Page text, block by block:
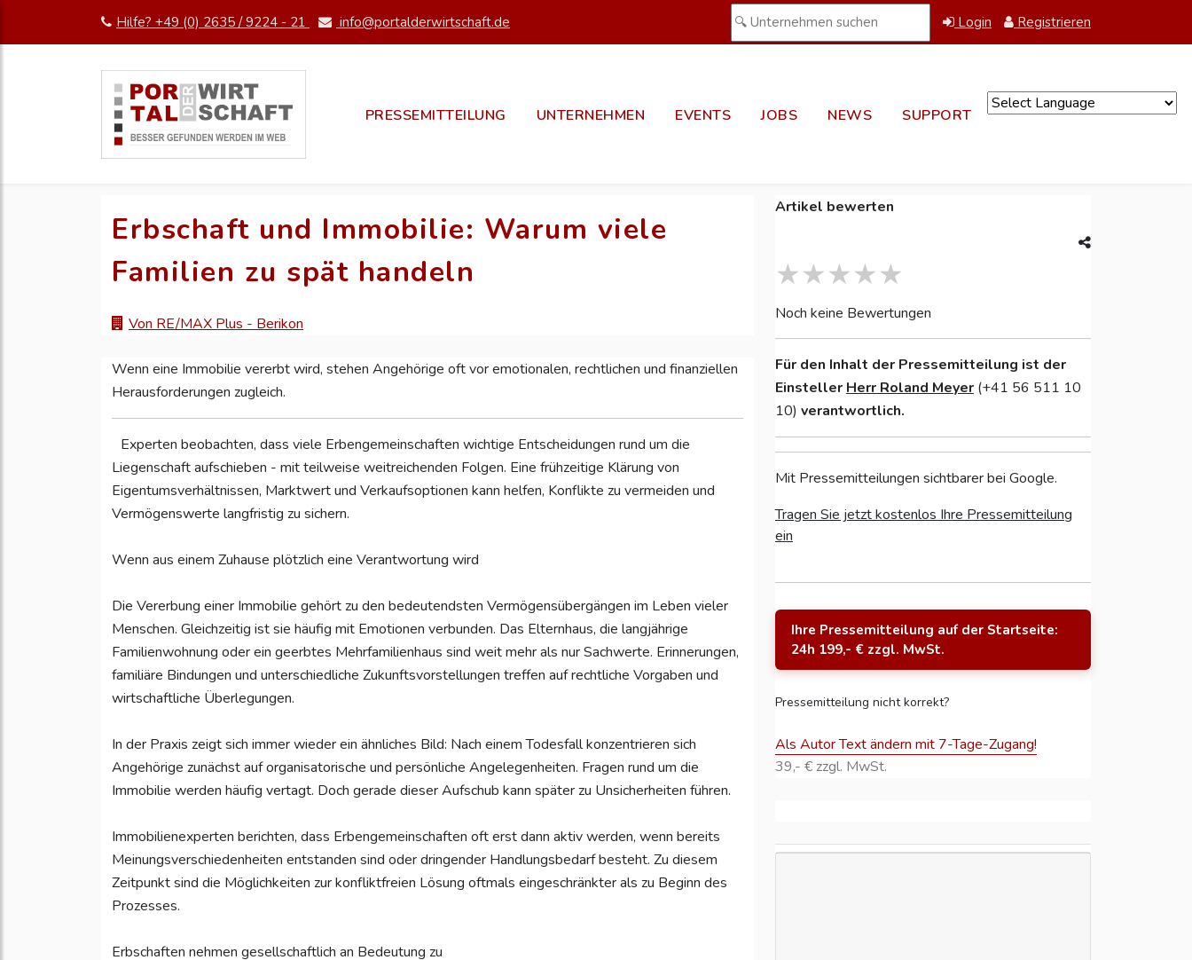
Hilfe? +49 (0) 2635 / 9224 - 21 info@portalderwirtschaft.de Login Registrieren
PRESSEMITTEILUNG UNTERNEHMEN EVENTS JOBS NEWS SUPPORT
Erbschaft und Immobilie: Warum viele
Familien zu spät handeln
Von RE/MAX Plus - Berikon
Wenn eine Immobilie vererbt wird, stehen Angehörige oft vor emotionalen, rechtlichen und finanziellen
Herausforderungen zugleich.
Experten beobachten, dass viele Erbengemeinschaften wichtige Entscheidungen rund um die
Liegenschaft aufschieben - mit teilweise weitreichenden Folgen. Eine frühzeitige Klärung von
Eigentumsverhältnissen, Marktwert und Verkaufsoptionen kann helfen, Konflikte zu vermeiden und
Vermögenswerte langfristig zu sichern.
Wenn aus einem Zuhause plötzlich eine Verantwortung wird
Die Vererbung einer Immobilie gehört zu den bedeutendsten Vermögensübergängen im Leben vieler
Menschen. Gleichzeitig ist sie häufig mit Emotionen verbunden. Das Elternhaus, die langjährige
Familienwohnung oder ein geerbtes Mehrfamilienhaus sind weit mehr als nur Sachwerte. Erinnerungen,
familiäre Bindungen und unterschiedliche Zukunftsvorstellungen treffen auf rechtliche Vorgaben und
wirtschaftliche Überlegungen.
In der Praxis zeigt sich immer wieder ein ähnliches Bild: Nach einem Todesfall konzentrieren sich
Angehörige zunächst auf organisatorische und persönliche Angelegenheiten. Fragen rund um die
Immobilie werden häufig vertagt. Doch gerade dieser Aufschub kann später zu Unsicherheiten führen.
Immobilienexperten berichten, dass Erbengemeinschaften oft erst dann aktiv werden, wenn bereits
Meinungsverschiedenheiten entstanden sind oder dringender Handlungsbedarf besteht. Zu diesem
Zeitpunkt sind die Möglichkeiten zur konfliktfreien Lösung oftmals eingeschränkter als zu Beginn des
Prozesses.
Erbschaften nehmen gesellschaftlich an Bedeutung zu
Artikel bewerten
Noch keine Bewertungen
Für den Inhalt der Pressemitteilung ist der
Einsteller Herr Roland Meyer (+41 56 511 10
10) verantwortlich.
Mit Pressemitteilungen sichtbarer bei Google.
Tragen Sie jetzt kostenlos Ihre Pressemitteilung
ein
Ihre Pressemitteilung auf der Startseite:
24h 199,- € zzgl. MwSt.
Pressemitteilung nicht korrekt?
Als Autor Text ändern mit 7-Tage-Zugang!
39,- € zzgl. MwSt.